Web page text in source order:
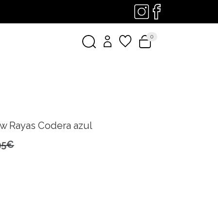
0
Rayas Codera azul